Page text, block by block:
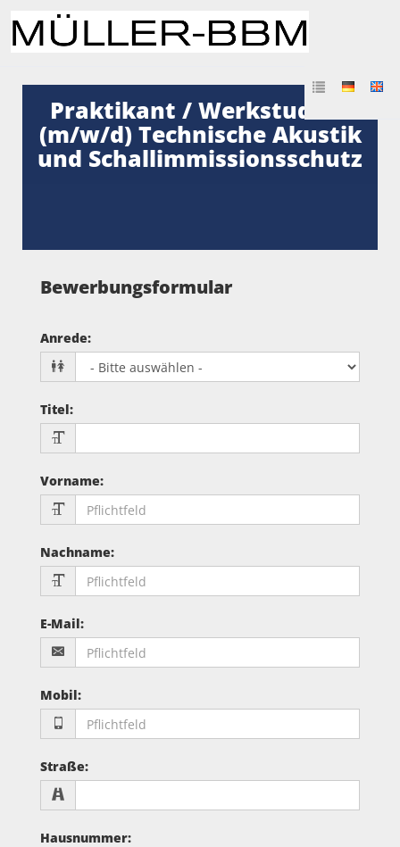
Praktikant / Werkstudent
(m/w/d) Technische Akustik
und Schallimmissionsschutz
Bewerbungsformular
Anrede:
Titel:
Vorname:
Nachname:
E-Mail:
Mobil:
Straße:
Hausnummer: